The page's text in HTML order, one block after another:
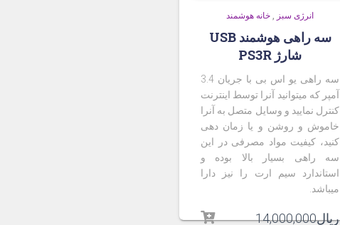
انرژی سبز خانه هوشمند
سه راهی هوشمند USB
شارژ PS3R
سه راهی یو اس بی با جریان 3.4
آمپر که میتوانید آنرا توسط اینترنت
کنترل نمایید و وسایل متصل به آنرا
خاموش و روشن و یا زمان دهی
کنید، کیفیت مواد مصرفی در این
سه راهی بسیار بالا بوده و
استاندارد سیم ارت را نیز دارا
میباشد
ریال14,000,000